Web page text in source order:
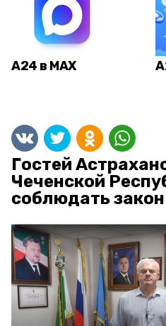
А24 в MAX
Гостей
Чеченской
соблюдать